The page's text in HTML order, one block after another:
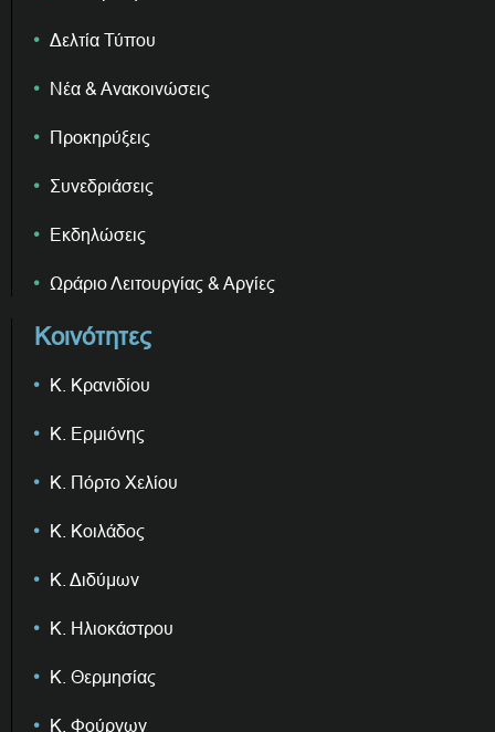
Δελτία Τύπου
Νέα & Ανακοινώσεις
Προκηρύξεις
Συνεδριάσεις
Εκδηλώσεις
Ωράριο Λειτουργίας & Αργίες
Κοινότητες
Κ. Κρανιδίου
Κ. Ερμιόνης
Κ. Πόρτο Χελίου
Κ. Κοιλάδος
Κ. Διδύμων
Κ. Ηλιοκάστρου
Κ. Θερμησίας
Κ. Φούρνων